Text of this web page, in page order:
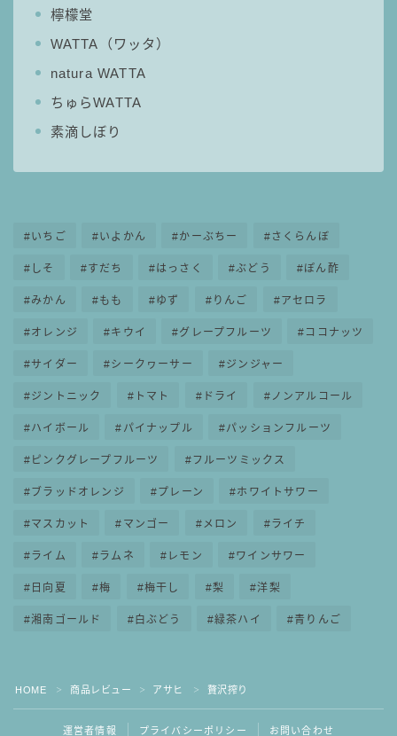
檸檬堂
WATTA（ワッタ）
natura WATTA
ちゅらWATTA
素滴しぼり
いちご いよかん かーぶちー さくらんぼ
しそ すだち はっさく ぶどう ぽん酢
みかん もも ゆず りんご アセロラ
オレンジ キウイ グレープフルーツ ココナッツ
サイダー シークヮーサー ジンジャー
ジントニック トマト ドライ ノンアルコール
ハイボール パイナップル パッションフルーツ
ピンクグレープフルーツ フルーツミックス
ブラッドオレンジ プレーン ホワイトサワー
マスカット マンゴー メロン ライチ
ライム ラムネ レモン ワインサワー
日向夏 梅 梅干し 梨 洋梨
湘南ゴールド 白ぶどう 緑茶ハイ 青りんご
HOME ＞ 商品レビュー ＞ アサヒ ＞ 贅沢搾り
運営者情報 プライバシーポリシー お問い合わせ